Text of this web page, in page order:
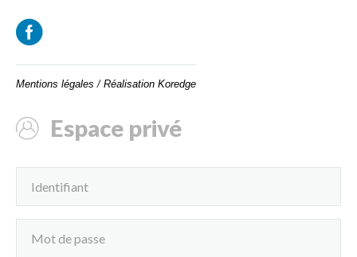
Mentions légales / Réalisation Koredge
Espace privé